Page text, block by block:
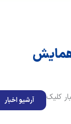
همایش
کلیک
آرشیو اخبار